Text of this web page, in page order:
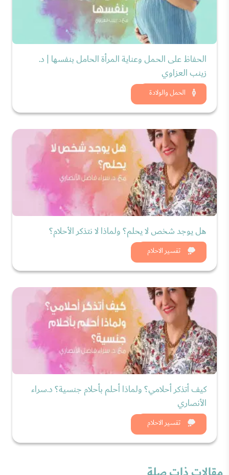
الحمل والولادة
الحفاظ على الحمل وعناية المرأة الحامل بنفسها | د.
زينب العزاوي
شاهد الان
تفسير الاحلام
هل يوجد شخص لا يحلم؟ ولماذا لا نتذكر الأحلام؟
شاهد الان
تفسير الاحلام
كيف أتذكر أحلامي؟ ولماذا أحلم بأحلام جنسية؟ د.سراء
الأنصاري
شاهد الان